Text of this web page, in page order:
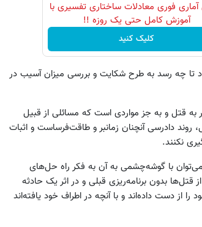
فوری معادلات ساختاری تفسیری با
آموزش کامل حتی یک روزه !!
کلیک کنید
تا چه رسد به طرح شکایت و بررسی میزان آسیب در
به قتل و به جز مواردی است که مسائلی از قبیل
دادرسی آنچنان زمانبر و طاقت‌فرساست و اثبات
نکنند.
با گوشه‌چشمی به آن به فکر راه حل‌های
افتاد، این است که در یک سال اخیر 69.3 درصد از قتل‌ها بدون برنامه‌ریزی قبلی و در اثر یک حادثه
از دست داده‌اند و با آنچه در اطراف خود یافته‌اند